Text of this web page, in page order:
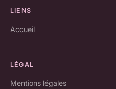
LIENS
Accueil
LÉGAL
Mentions légales